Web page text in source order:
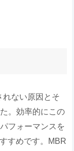
れない原因とそ
。効率的にこの
フォーマンスを
すめです。MBR